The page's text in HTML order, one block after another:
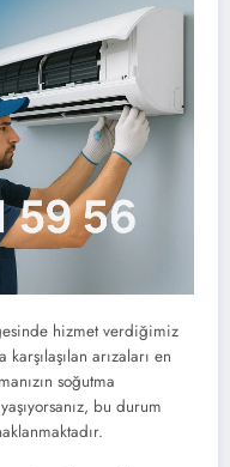
hizmet verdiğimiz
karşılaşılan arızaları en
soğutma
bu durum